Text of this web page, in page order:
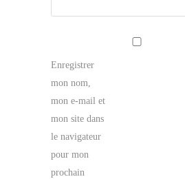
Enregistrer
mon nom,
mon e-mail et
mon site dans
le navigateur
pour mon
prochain